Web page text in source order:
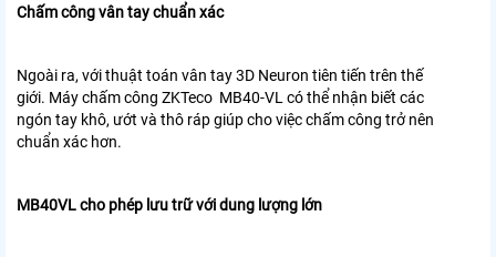
Chấm công vân tay chuẩn xác
Ngoài ra, với thuật toán vân tay 3D Neuron tiên tiến trên thế
giới. Máy chấm công ZKTeco MB40-VL có thể nhận biết các
ngón tay khô, ướt và thô ráp giúp cho việc chấm công trở nên
chuẩn xác hơn.
MB40VL cho phép lưu trữ với dung lượng lớn